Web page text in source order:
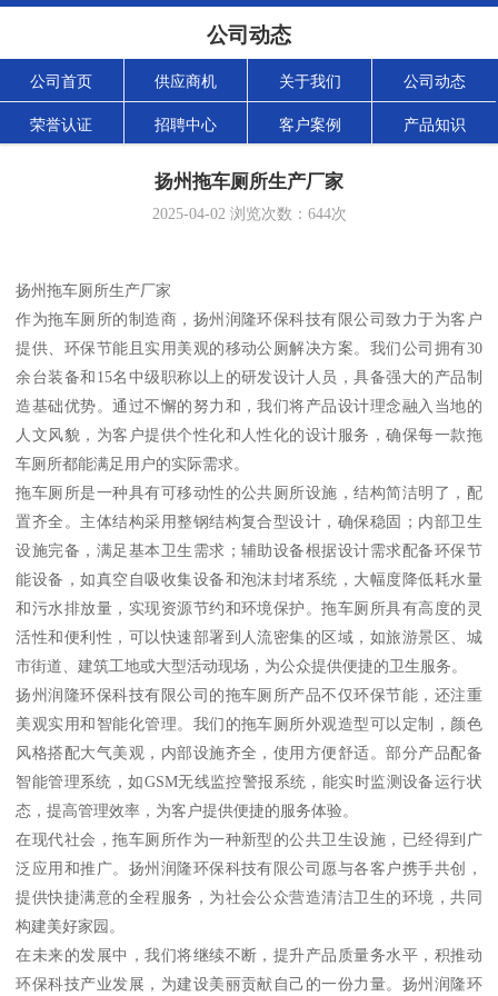
公司动态
公司首页 供应商机 关于我们 公司动态
荣誉认证 招聘中心 客户案例 产品知识
扬州拖车厕所生产厂家
2025-04-02浏览次数： 644次
扬州拖车厕所生产厂家
作为拖车厕所的制造商，扬州润隆环保科技有限公司致力于为客户
提供、环保节能且实用美观的移动公厕解决方案。我们公司拥有30
余台装备和15名中级职称以上的研发设计人员，具备强大的产品制
造基础优势。通过不懈的努力和，我们将产品设计理念融入当地的
人文风貌，为客户提供个性化和人性化的设计服务，确保每一款拖
车厕所都能满足用户的实际需求。
拖车厕所是一种具有可移动性的公共厕所设施，结构简洁明了，配
置齐全。主体结构采用整钢结构复合型设计，确保稳固；内部卫生
设施完备，满足基本卫生需求；辅助设备根据设计需求配备环保节
能设备，如真空自吸收集设备和泡沫封堵系统，大幅度降低耗水量
和污水排放量，实现资源节约和环境保护。拖车厕所具有高度的灵
活性和便利性，可以快速部署到人流密集的区域，如旅游景区、城
市街道、建筑工地或大型活动现场，为公众提供便捷的卫生服务。
扬州润隆环保科技有限公司的拖车厕所产品不仅环保节能，还注重
美观实用和智能化管理。我们的拖车厕所外观造型可以定制，颜色
风格搭配大气美观，内部设施齐全，使用方便舒适。部分产品配备
智能管理系统，如GSM无线监控警报系统，能实时监测设备运行状
态，提高管理效率，为客户提供便捷的服务体验。
在现代社会，拖车厕所作为一种新型的公共卫生设施，已经得到广
泛应用和推广。扬州润隆环保科技有限公司愿与各客户携手共创，
提供快捷满意的全程服务，为社会公众营造清洁卫生的环境，共同
构建美好家园。
在未来的发展中，我们将继续不断，提升产品质量务水平，积推动
环保科技产业发展，为建设美丽贡献自己的一份力量。扬州润隆环